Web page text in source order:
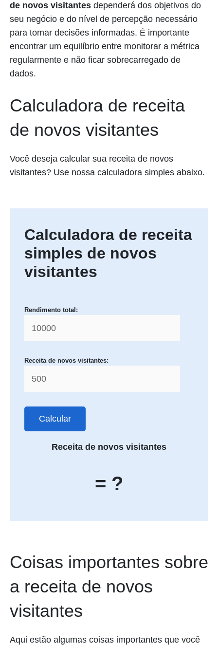
de novos visitantes dependerá dos objetivos do
seu negócio e do nível de percepção necessário
para tomar decisões informadas. É importante
encontrar um equilíbrio entre monitorar a métrica
regularmente e não ficar sobrecarregado de
dados.
Calculadora de receita
de novos visitantes
Você deseja calcular sua receita de novos
visitantes? Use nossa calculadora simples abaixo.
Calculadora de receita
simples de novos
visitantes
Rendimento total:
Receita de novos visitantes:
Calcular
Receita de novos visitantes
= ?
Coisas importantes sobre
a receita de novos
visitantes
Aqui estão algumas coisas importantes que você